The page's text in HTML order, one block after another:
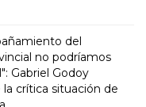
del
no podríamos
Gabriel Godoy
crítica situación de